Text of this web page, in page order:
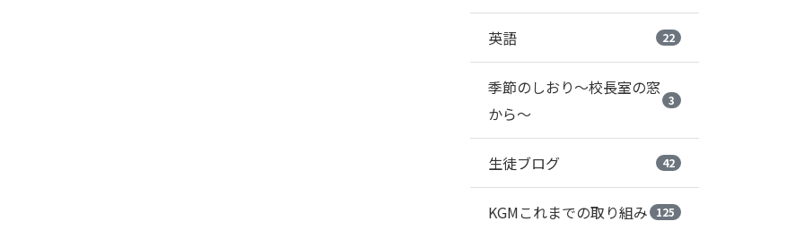
英語 22
季節のしおり～校長室の窓
から～
3
生徒ブログ 42
KGMこれまでの取り組み 125